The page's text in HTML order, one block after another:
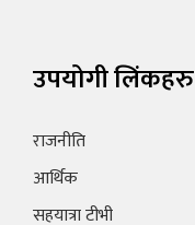
उपयोगी लिंकहरु
राजनीति
आर्थिक
सहयात्रा टीभी